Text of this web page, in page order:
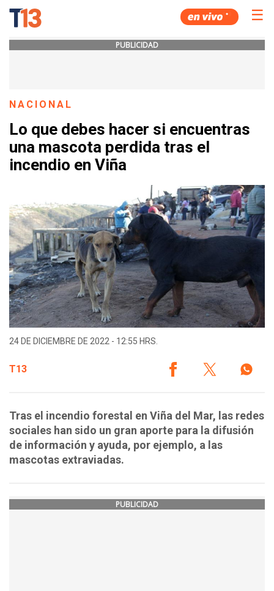
☰
PUBLICIDAD
NACIONAL
Lo que debes hacer si encuentras
una mascota perdida tras el
incendio en Viña
24 DE DICIEMBRE DE 2022 - 12:55 HRS.
T13
Tras el incendio forestal en Viña del Mar, las redes
sociales han sido un gran aporte para la difusión
de información y ayuda, por ejemplo, a las
mascotas extraviadas.
PUBLICIDAD